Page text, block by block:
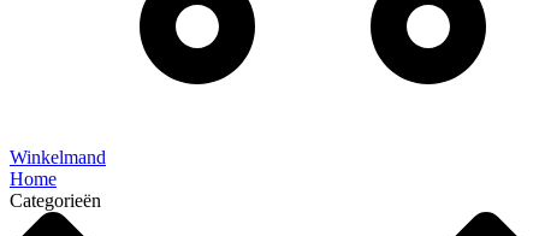
Winkelmand
Home
Categorieën